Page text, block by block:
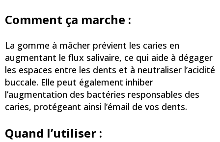
Comment ça marche :
La gomme à mâcher prévient les caries en
augmentant le flux salivaire, ce qui aide à dégager
les espaces entre les dents et à neutraliser l’acidité
buccale. Elle peut également inhiber
l’augmentation des bactéries responsables des
caries, protégeant ainsi l’émail de vos dents.
Quand l’utiliser :